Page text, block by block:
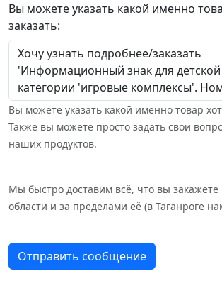
Вы можете указать какой именно
заказать:
Вы можете указать какой именно товар
Также вы можете просто задать свои
наших продуктов.
Мы быстро доставим всё, что вы закажете
области и за пределами её (в Таганроге
Отправить сообщение